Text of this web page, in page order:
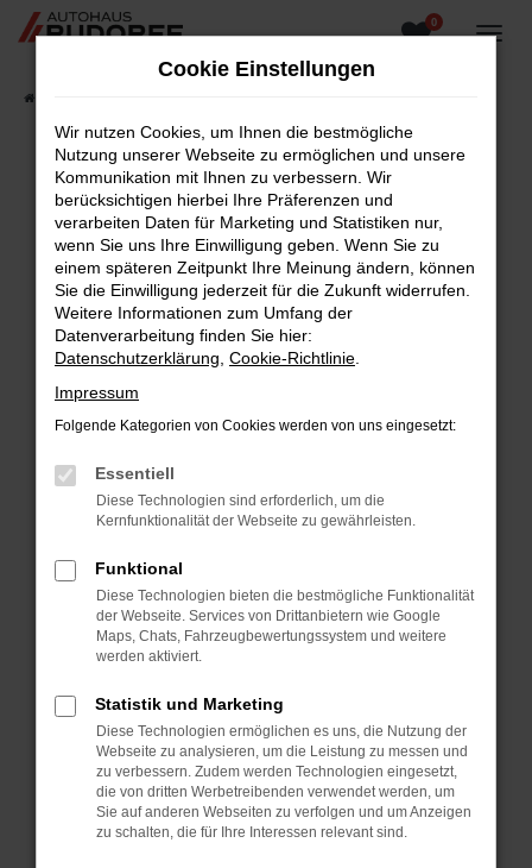
Zum
0
Fehler: Network Error
Beim Laden ist ein Fehler aufgetreten.
Hier sind ein paar Tipps, die dir helfen können:
Überprüfe deine Firewall und deine
Internetverbindung.
Laden andere Webseiten, zum Beispiel deine
Suchmaschine?
Prüfe deine Browsererweiterungen.
Manche Erweiterungen, wie Werbeblocker,
können das Laden bestimmter Seiten
verhindern. Funktioniert die Seite in einem
Fenster?
Starte dein Gerät neu.
Das kann manchmal helfen, vorübergehende
Probleme zu beheben.
Betriebssystem auf dem neuesten Stand
sind.
Veraltete Software birgt nicht nur ein
Sicherheitsrisiko, sondern kann auch dazu
führen, dass bestimmte Funktionen nicht mehr
unterstützt werden.
Cookie Einstellungen
Wir nutzen Cookies, um Ihnen die bestmögliche
Nutzung unserer Webseite zu ermöglichen und unsere
Kommunikation mit Ihnen zu verbessern. Wir
berücksichtigen hierbei Ihre Präferenzen und
verarbeiten Daten für Marketing und Statistiken nur,
wenn Sie uns Ihre Einwilligung geben. Wenn Sie zu
einem späteren Zeitpunkt Ihre Meinung ändern, können
Sie die Einwilligung jederzeit für die Zukunft widerrufen.
Weitere Informationen zum Umfang der
Datenverarbeitung finden Sie hier:
Datenschutzerklärung Cookie-Richtlinie
Impressum
Folgende Kategorien von Cookies werden von uns eingesetzt:
Essentiell
Diese Technologien sind erforderlich, um die
Kernfunktionalität der Webseite zu gewährleisten.
Funktional
Diese Technologien bieten die bestmögliche Funktionalität
der Webseite. Services von Drittanbietern wie Google
Maps, Chats, Fahrzeugbewertungssystem und weitere
werden aktiviert.
Statistik und Marketing
Diese Technologien ermöglichen es uns, die Nutzung der
Webseite zu analysieren, um die Leistung zu messen und
zu verbessern. Zudem werden Technologien eingesetzt,
die von dritten Werbetreibenden verwendet werden, um
Sie auf anderen Webseiten zu verfolgen und um Anzeigen
zu schalten, die für Ihre Interessen relevant sind.